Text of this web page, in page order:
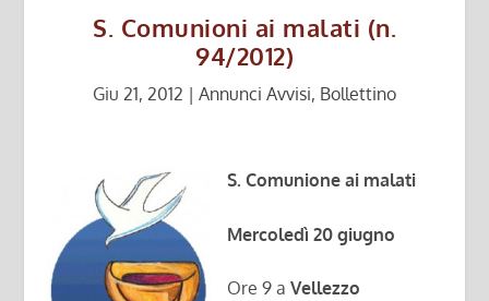
S. Comunioni ai malati (n.
94/2012)
Giu 21, 2012 | Annunci Avvisi, Bollettino
S. Comunione ai malati
Mercoledì 20 giugno
Ore 9 aVellezzo